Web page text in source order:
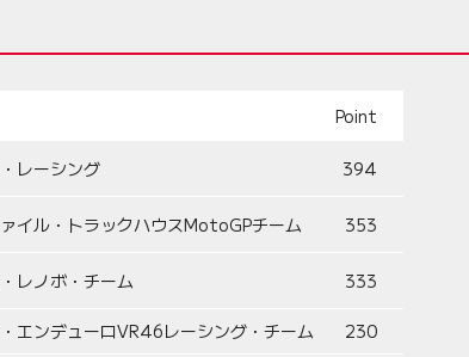
Point
レーシング 394
イル・トラックハウスMotoGPチーム 353
レノボ・チーム 333
エンデューロVR46レーシング・チーム
230